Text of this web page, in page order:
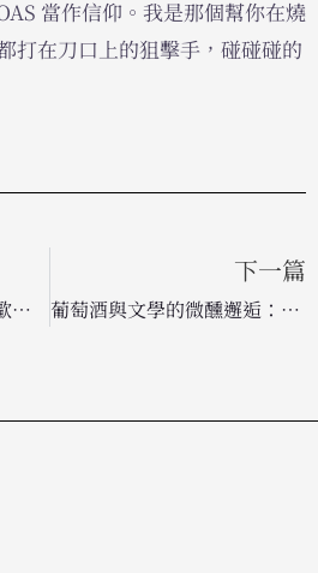
當作信仰。我是那個幫你在燒
打在刀口上的狙擊手，碰碰碰的
TikTok Shop 正式進軍歐洲市場！社群電商版圖擴張，力拚 App 內營收新高
下一篇
葡萄酒與文學的微醺邂逅：Une Femme 攜手出版巨頭搶灘讀書俱樂部行銷